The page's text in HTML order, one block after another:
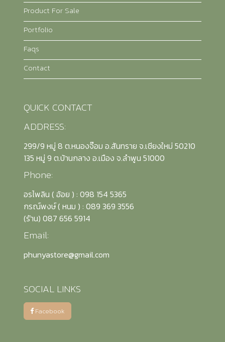
Product For Sale
Portfolio
Faqs
Contact
QUICK CONTACT
ADDRESS:
299/9 หมู่ 8 ต.หนองจ๊อม อ.สันทราย จ.เชียงใหม่ 50210
135 หมู่ 9 ต.บ้านกลาง อ.เมือง จ.ลำพูน 51000
Phone:
อรไพลิน ( อ้อย ) : 098 154 5365
กรณ์พงษ์ ( หนม ) : 089 369 3556
(รัาน) 087 656 5914
Email:
phunyastore@gmail.com
SOCIAL LINKS
Facebook